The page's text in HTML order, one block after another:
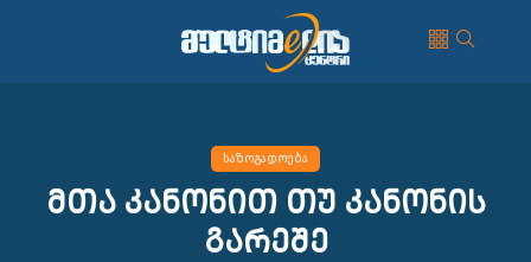
საზოგადოება
მთა კანონით თუ კანონის
გარეშე